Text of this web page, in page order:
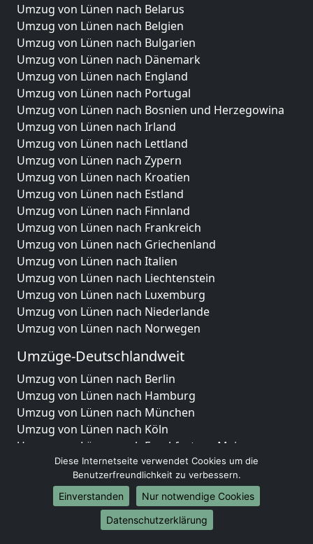
Umzug von Lünen nach Belarus
Umzug von Lünen nach Belgien
Umzug von Lünen nach Bulgarien
Umzug von Lünen nach Dänemark
Umzug von Lünen nach England
Umzug von Lünen nach Portugal
Umzug von Lünen nach Bosnien und Herzegowina
Umzug von Lünen nach Irland
Umzug von Lünen nach Lettland
Umzug von Lünen nach Zypern
Umzug von Lünen nach Kroatien
Umzug von Lünen nach Estland
Umzug von Lünen nach Finnland
Umzug von Lünen nach Frankreich
Umzug von Lünen nach Griechenland
Umzug von Lünen nach Italien
Umzug von Lünen nach Liechtenstein
Umzug von Lünen nach Luxemburg
Umzug von Lünen nach Niederlande
Umzug von Lünen nach Norwegen
Umzüge-Deutschlandweit
Umzug von Lünen nach Berlin
Umzug von Lünen nach Hamburg
Umzug von Lünen nach München
Umzug von Lünen nach Köln
Umzug von Lünen nach Frankfurt am Main
Umzug von Lünen nach Stuttgart
Umzug von Lünen nach Düsseldorf
Umzug von Lünen nach Leipzig
Umzug von Lünen nach Dortmund
Umzug von Lünen nach Essen
Diese Internetseite verwendet Cookies um die
Benutzerfreundlichkeit zu verbessern.
Einverstanden
Nur notwendige Cookies
Datenschutzerklärung